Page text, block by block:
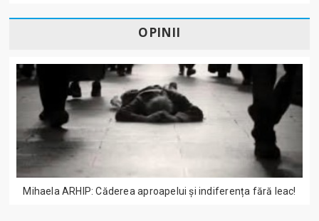
OPINII
Mihaela ARHIP: Căderea aproapelui și indiferența fără leac!